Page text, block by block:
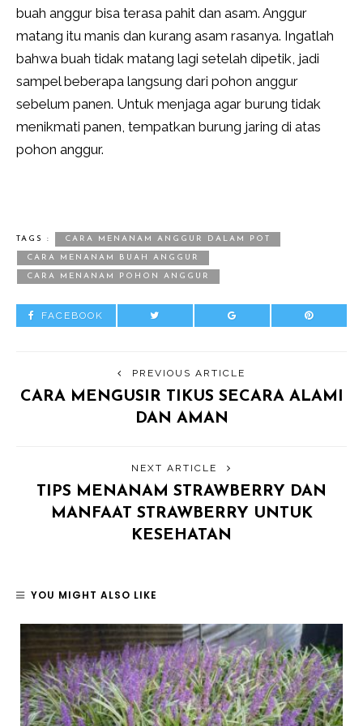
buah anggur bisa terasa pahit dan asam. Anggur
matang itu manis dan kurang asam rasanya. Ingatlah
bahwa buah tidak matang lagi setelah dipetik, jadi
sampel beberapa langsung dari pohon anggur
sebelum panen. Untuk menjaga agar burung tidak
menikmati panen, tempatkan burung jaring di atas
pohon anggur.
TAGS : CARA MENANAM ANGGUR DALAM POT
CARA MENANAM BUAH ANGGUR
CARA MENANAM POHON ANGGUR
FACEBOOK
PREVIOUS ARTICLE
CARA MENGUSIR TIKUS SECARA ALAMI
DAN AMAN
NEXT ARTICLE
TIPS MENANAM STRAWBERRY DAN
MANFAAT STRAWBERRY UNTUK
KESEHATAN
YOU MIGHT ALSO LIKE